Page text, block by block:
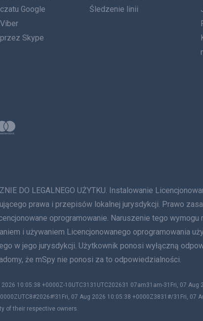
Google
Skype
Śledzenie linii
DO LEGALNEGO UŻYTKU. Instalowanie
prawa i przepisów lokalnej jurysdykcji. Prawo
oprogramowanie. Naruszenie tego
i używaniem Licencjonowanego oprogramowania
w jego jurysdykcji. Użytkownik ponosi wyłączną
że mSpy nie ponosi za to odpowiedzialności.
10:05:38 +0000Z-10UTC3131UTC202631 07am31am-31Fri, 07
07 Aug 2026 10:05:38 +0000Z3831#/31Fri, 07
of their respective owners.